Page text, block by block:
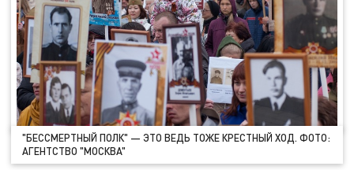
"БЕССМЕРТНЫЙ ПОЛК" — ЭТО ВЕДЬ ТОЖЕ КРЕСТНЫЙ ХОД. ФОТО:
АГЕНТСТВО "МОСКВА"